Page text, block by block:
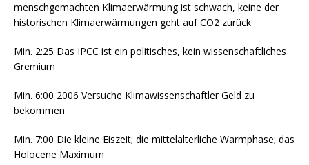
menschgemachten Klimaerwärmung ist schwach, keine der
historischen Klimaerwärmungen geht auf CO2 zurück
Min. 2:25 Das IPCC ist ein politisches, kein wissenschaftliches
Gremium
Min. 6:00 2006 Versuche Klimawissenschaftler Geld zu
bekommen
Min. 7:00 Die kleine Eiszeit; die mittelalterliche Warmphase; das
Holocene Maximum